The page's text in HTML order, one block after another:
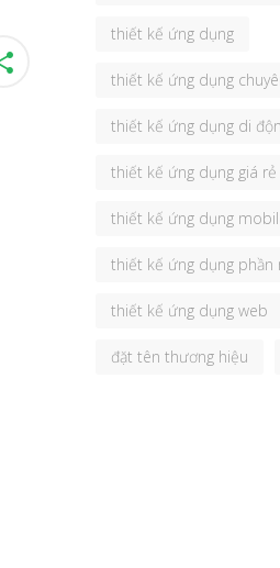
thiết kế ứng dụng
thiết kế ứng dụng
thiết kế ứng dụng di
thiết kế ứng dụng giá rẻ
thiết kế ứng dụng
thiết kế ứng dụng phần
thiết kế ứng dụng web
đặt tên thương hiệu